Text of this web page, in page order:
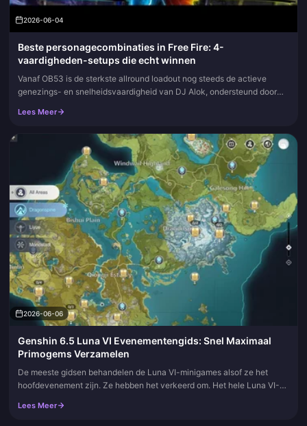
2026-06-04
Beste personagecombinaties in Free Fire: 4-
vaardigheden-setups die echt winnen
Vanaf OB53 is de sterkste allround loadout nog steeds de actieve
genezings- en snelheidsvaardigheid van DJ Alok, ondersteund door
Lees Meer
2026-06-06
Genshin 6.5 Luna VI Evenementengids: Snel Maximaal
Primogems Verzamelen
De meeste gidsen behandelen de Luna VI-minigames alsof ze het
hoofdevenement zijn. Ze hebben het verkeerd om. Het hele Luna VI-
verspreid...
Lees Meer